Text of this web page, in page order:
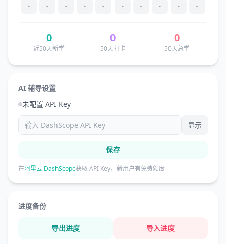
- - - - - - - - - -
0
近50天新学
0
50天打卡
0
50天总学
AI 辅导设置
未配置 API Key
显示
保存
在阿里云 DashScope获取 API Key，新用户有免费额度
进度备份
导出进度 导入进度